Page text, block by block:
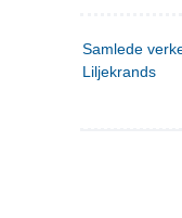
Samlede
Liljekrands